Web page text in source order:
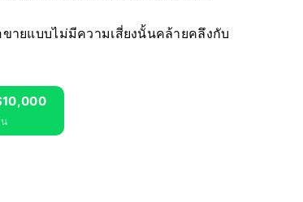
ายแบบไม่มีความเสี่ยงนั้นคล้ายคลึงกับ